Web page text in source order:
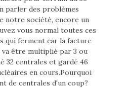
parler des problèmes
notre société, encore un
vous normal toutes ces
qui ferment car la facture
être multiplié par 3 ou
32 centrales et gardé 46
en cours.Pourquoi
de centrales d'un coup?